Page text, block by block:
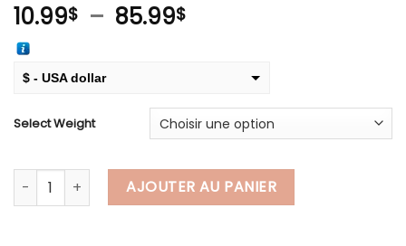
10.99$ – 85.99$Plage
10.99$
à
85.99$
$ - USA dollar
Select Weight
quantité de Pistache turque, de la province de Siirt, naturelle
AJOUTER AU PANIER